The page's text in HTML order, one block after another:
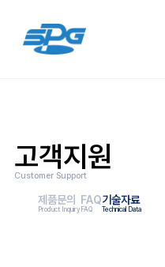
고객지원
Customer Support
제품문의
Product Inquiry
FAQ
FAQ
기술자료
Technical Data